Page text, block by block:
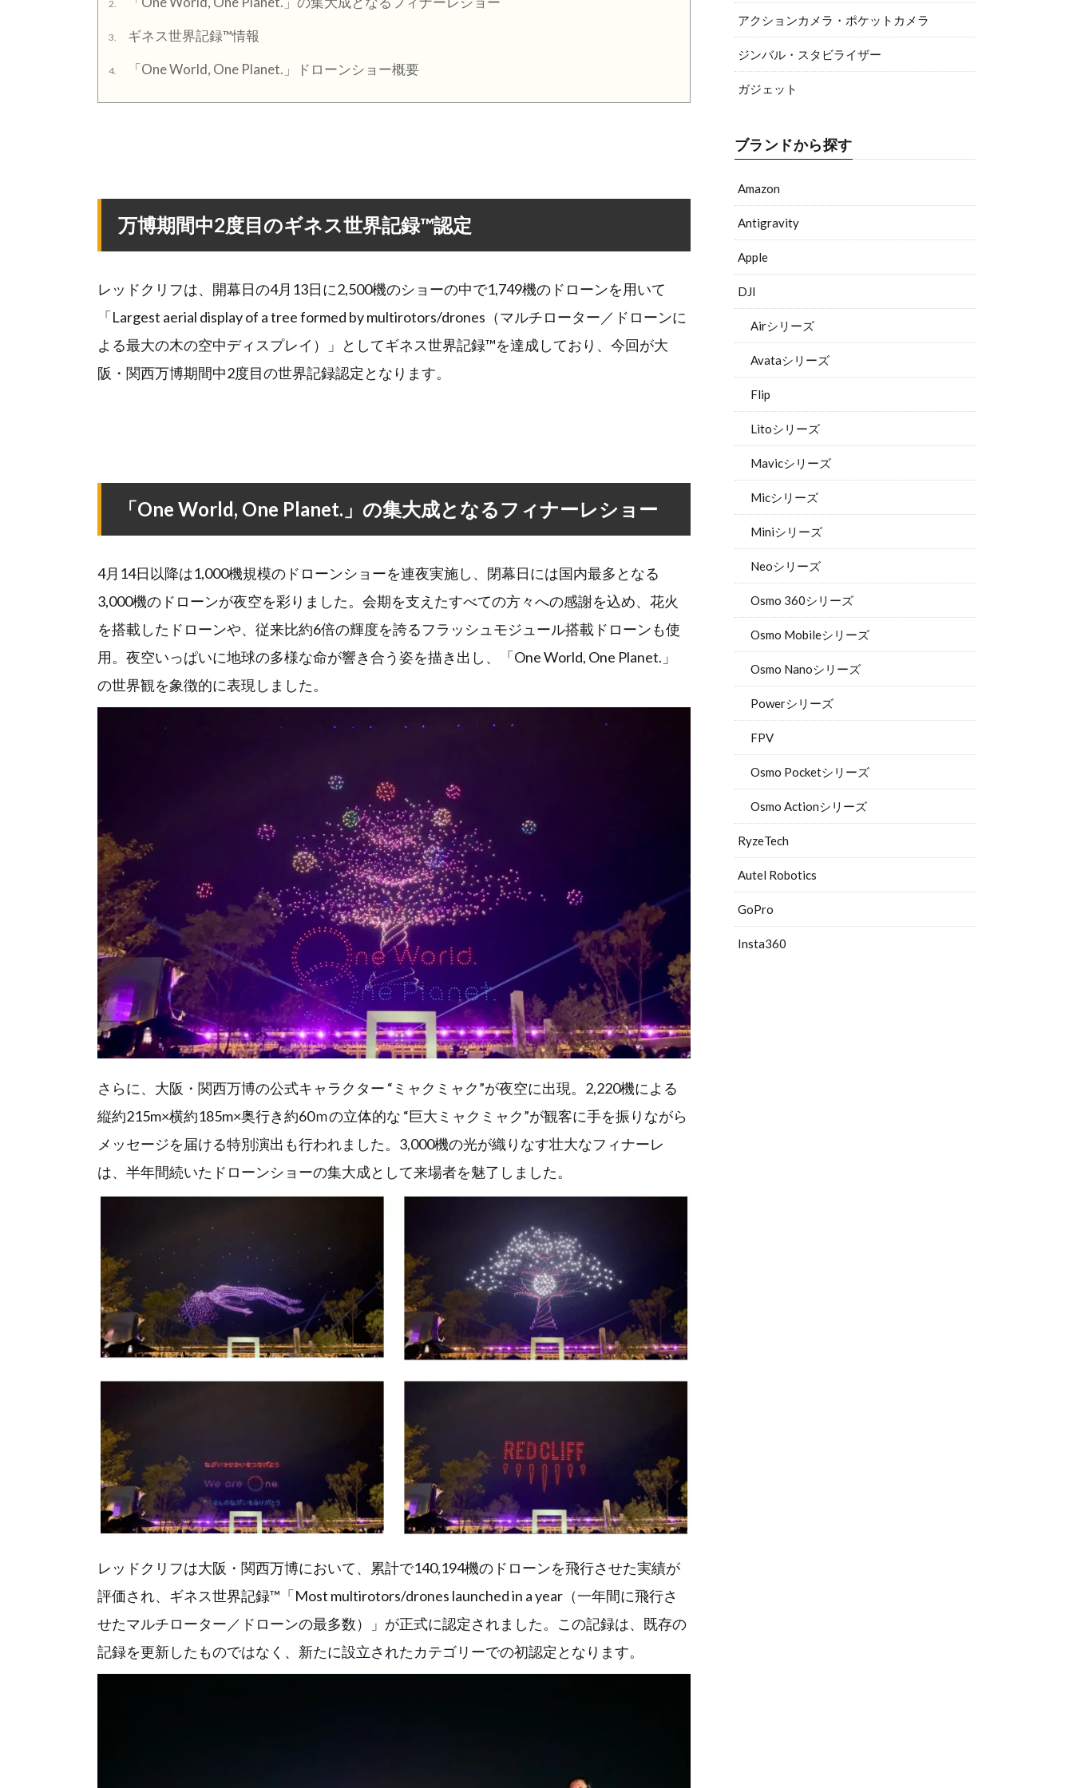
2.
3. ギネス世界記録™情報
4. 「One World, One Planet.」ドローンショー概要
万博期間中2度目のギネス世界記録™認定
レッドクリフは、開幕日の4月13日に2,500機のショーの中で1,749機のドローンを用いて
「Largest aerial display of a tree formed by multirotors/drones（マルチローター／ドローンに
よる最大の木の空中ディスプレイ）」としてギネス世界記録™を達成しており、今回が大
阪・関西万博期間中2度目の世界記録認定となります。
「One World, One Planet.」の集大成となるフィナーレショー
4月14日以降は1,000機規模のドローンショーを連夜実施し、閉幕日には国内最多となる
3,000機のドローンが夜空を彩りました。会期を支えたすべての方々への感謝を込め、花火
を搭載したドローンや、従来比約6倍の輝度を誇るフラッシュモジュール搭載ドローンも使
用。夜空いっぱいに地球の多様な命が響き合う姿を描き出し、「One World, One Planet.」
の世界観を象徴的に表現しました。
さらに、大阪・関西万博の公式キャラクター “ミャクミャク”が夜空に出現。2,220機による
縦約215m×横約185m×奥行き約60ｍの立体的な “巨大ミャクミャク”が観客に手を振りながら
メッセージを届ける特別演出も行われました。3,000機の光が織りなす壮大なフィナーレ
は、半年間続いたドローンショーの集大成として来場者を魅了しました。
レッドクリフは大阪・関西万博において、累計で140,194機のドローンを飛行させた実績が
評価され、ギネス世界記録™「Most multirotors/drones launched in a year（一年間に飛行さ
せたマルチローター／ドローンの最多数）」が正式に認定されました。この記録は、既存の
記録を更新したものではなく、新たに設立されたカテゴリーでの初認定となります。
アクションカメラ・ポケットカメラ
ジンバル・スタビライザー
ガジェット
ブランドから探す
Amazon
Antigravity
Apple
DJI
Airシリーズ
Avataシリーズ
Flip
Litoシリーズ
Mavicシリーズ
Micシリーズ
Miniシリーズ
Neoシリーズ
Osmo 360シリーズ
Osmo Mobileシリーズ
Osmo Nanoシリーズ
Powerシリーズ
FPV
Osmo Pocketシリーズ
Osmo Actionシリーズ
RyzeTech
Autel Robotics
GoPro
Insta360